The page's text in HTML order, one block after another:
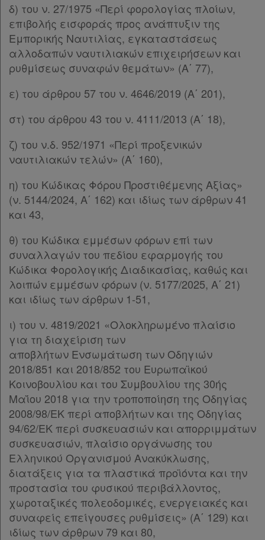
Χρήσιμα
Assistant
Νομολογία
Kodiko
Forum
δ) του ν. 27/1975 «Περί φορολογίας πλοίων,
επιβολής εισφοράς προς ανάπτυξιν της
Εμπορικής Ναυτιλίας, εγκαταστάσεως
αλλοδαπών ναυτιλιακών επιχειρήσεων και
ρυθμίσεως συναφών θεμάτων» (Α΄ 77),
ε) του άρθρου 57 του ν. 4646/2019 (Α΄ 201),
στ) του άρθρου 43 του ν. 4111/2013 (Α΄ 18),
ζ) του ν.δ. 952/1971 «Περί προξενικών
ναυτιλιακών τελών» (Α΄ 160),
η) του Κώδικας Φόρου Προστιθέμενης Αξίας»
(ν. 5144/2024, Α΄ 162) και ιδίως των άρθρων 41
και 43,
θ) του Κώδικα εμμέσων φόρων επί των
συναλλαγών του πεδίου εφαρμογής του
Κώδικα Φορολογικής Διαδικασίας, καθώς και
λοιπών εμμέσων φόρων (ν. 5177/2025, Α΄ 21)
και ιδίως των άρθρων 1-51,
ι) του ν. 4819/2021 «Ολοκληρωμένο πλαίσιο
για τη διαχείριση των
αποβλήτων Ενσωμάτωση των Οδηγιών
2018/851 και 2018/852 του Ευρωπαϊκού
Κοινοβουλίου και του Συμβουλίου της 30ής
Μαΐου 2018 για την τροποποίηση της Οδηγίας
2008/98/ΕΚ περί αποβλήτων και της Οδηγίας
94/62/ΕΚ περί συσκευασιών και απορριμμάτων
συσκευασιών, πλαίσιο οργάνωσης του
Ελληνικού Οργανισμού Ανακύκλωσης,
διατάξεις για τα πλαστικά προϊόντα και την
προστασία του φυσικού περιβάλλοντος,
χωροταξικές πολεοδομικές, ενεργειακές και
συναφείς επείγουσες ρυθμίσεις» (Α΄ 129) και
ιδίως των άρθρων 79 και 80,